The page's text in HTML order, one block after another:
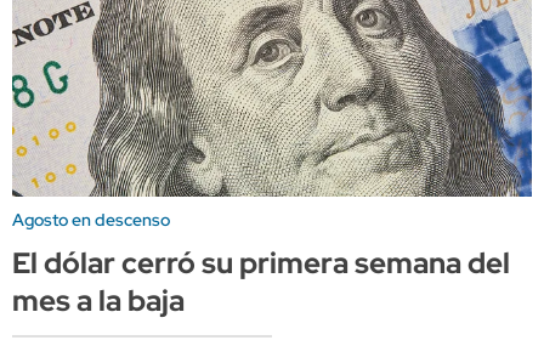
Agosto en descenso
El dólar cerró su primera semana del
mes a la baja